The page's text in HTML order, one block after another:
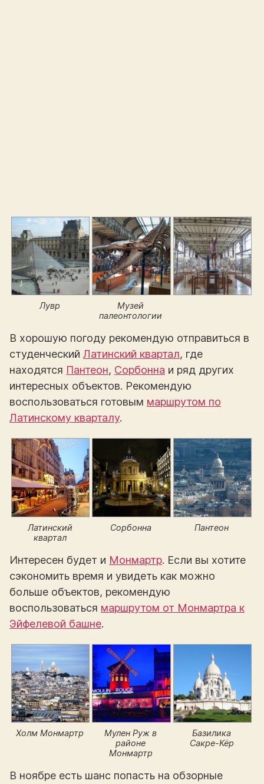
Лувр
Музей
палеонтологии
В хорошую погоду рекомендую отправиться в
студенческий Латинский квартал, где
находятся Пантеон, Сорбонна и ряд других
интересных объектов. Рекомендую
воспользоваться готовым маршрутом по
Латинскому кварталу.
Латинский
квартал
Сорбонна Пантеон
Интересен будет и Монмартр. Если вы хотите
сэкономить время и увидеть как можно
больше объектов, рекомендую
воспользоваться маршрутом от Монмартра к
Эйфелевой башне.
Холм Монмартр
Мулен Руж в
районе
Монмартр
Базилика
Сакре-Кёр
В ноябре есть шанс попасть на обзорные